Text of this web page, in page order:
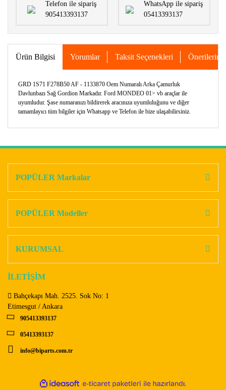
Telefon ile sipariş
905413393137
WhatsApp ile sipariş
05413393137
Ürün Bilgisi Yorumlar Taksit Seçenekleri Önerileriniz
GRD 1S71 F278B50 AF - 1133870 Oem Numaralı Arka Çamurluk
Davlunbazı Sağ Gordion Markadır. Ford MONDEO 01> vb araçlar ile
uyumludur. Şase numaranızı bildirerek aracınıza uyumluluğunu ve diğer
tamamlayıcı tüm bilgiler için Whatsapp ve Telefon ile bize ulaşabilirsiniz.
Ürün açıklamasında eksik bilgiler bulunuyor.
Bu ürüne benzer farklı alternatifler olmalı.
POPÜLER Markalar
POPÜLER Modeller
KURUMSAL
İLETİŞİM
Bahçekapı Mah. 2525. Sok No: 1
Etimesgut / Ankara
905413393137
05413393137
info@biparts.com.tr
ideasoft
e-